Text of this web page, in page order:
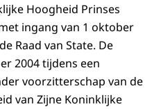
Hoogheid Prinses
ingang van 1 oktober
Raad van State. De
2004 tijdens een
voorzitterschap van de
van Zijne Koninklijke